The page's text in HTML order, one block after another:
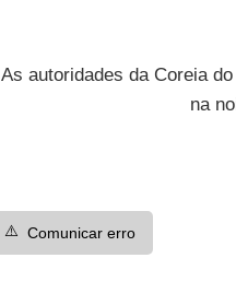
As autoridades da Coreia
na
⚠️ Comunicar erro